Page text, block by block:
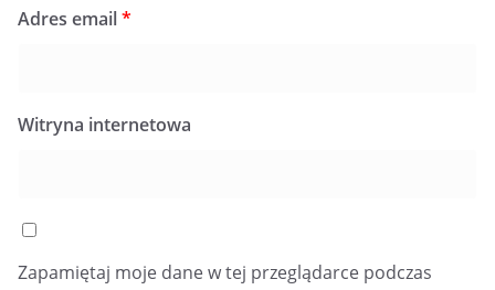
Adres email*
Witryna internetowa
Zapamiętaj moje dane w tej przeglądarce podczas